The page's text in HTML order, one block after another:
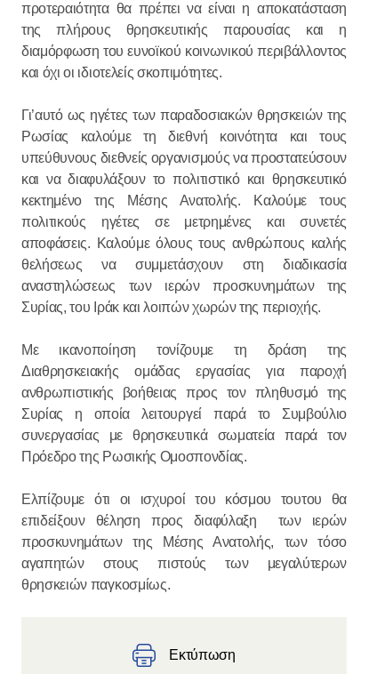
προτεραιότητα θα πρέπει να είναι η αποκατάσταση
της πλήρους θρησκευτικής παρουσίας και η
διαμόρφωση του ευνοϊκού κοινωνικού περιβάλλοντος
και όχι οι ιδιοτελείς σκοπιμότητες.
Γι’αυτό ως ηγέτες των παραδοσιακών θρησκειών της
Ρωσίας καλούμε τη διεθνή κοινότητα και τους
υπεύθυνους διεθνείς οργανισμούς να προστατεύσουν
και να διαφυλάξουν το πολιτιστικό και θρησκευτικό
κεκτημένο της Μέσης Ανατολής. Καλούμε τους
πολιτικούς ηγέτες σε μετρημένες και συνετές
αποφάσεις. Καλούμε όλους τους ανθρώπους καλής
θελήσεως να συμμετάσχουν στη διαδικασία
αναστηλώσεως των ιερών προσκυνημάτων της
Συρίας, του Ιράκ και λοιπών χωρών της περιοχής.
Με ικανοποίηση τονίζουμε τη δράση της
Διαθρησκειακής ομάδας εργασίας για παροχή
ανθρωπιστικής βοήθειας προς τον πληθυσμό της
Συρίας η οποία λειτουργεί παρά το Συμβούλιο
συνεργασίας με θρησκευτικά σωματεία παρά τον
Πρόεδρο της Ρωσικής Ομοσπονδίας.
Ελπίζουμε ότι οι ισχυροί του κόσμου τουτου θα
επιδείξουν θέληση προς διαφύλαξη των ιερών
προσκυνημάτων της Μέσης Ανατολής, των τόσο
αγαπητών στους πιστούς των μεγαλύτερων
θρησκειών παγκοσμίως.
Εκτύπωση